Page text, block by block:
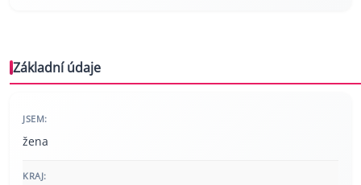
Základní údaje
JSEM:
žena
KRAJ: